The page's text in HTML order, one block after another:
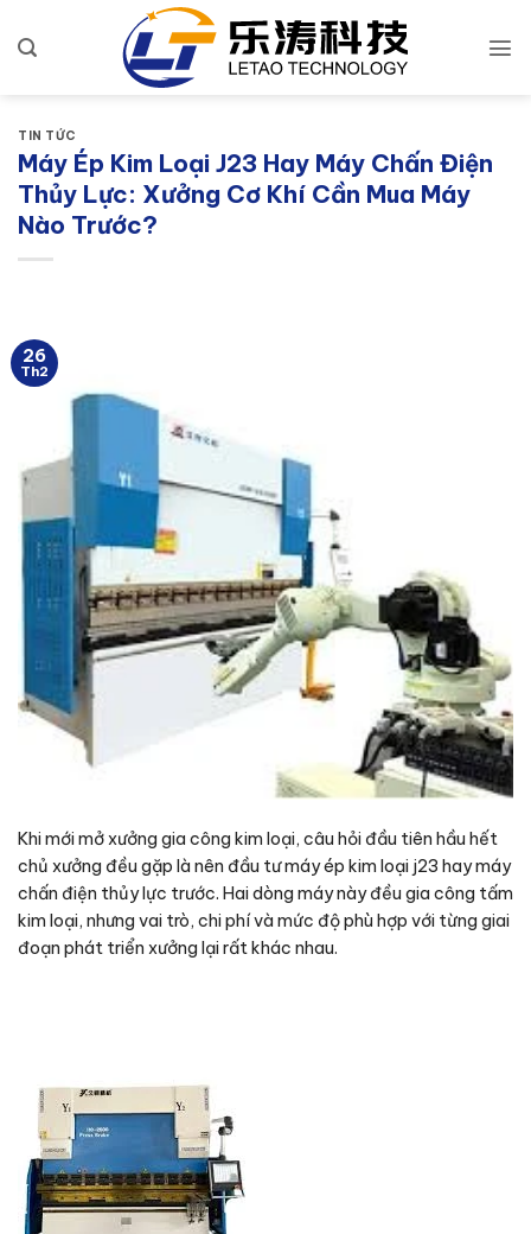
qua
TIN TỨC
Máy Ép Kim Loại J23 Hay Máy Chấn Điện
Thủy Lực: Xưởng Cơ Khí Cần Mua Máy
Nào Trước?
26
Th2
Khi mới mở xưởng gia công kim loại, câu hỏi đầu tiên hầu hết
chủ xưởng đều gặp là nên đầu tưmáy ép kim loại j23 haymáy
chấn điện thủy lực trước. Hai dòng máy này đều gia công tấm
kim loại, nhưng vai trò, chi phí và mức độ phù hợp với từng giai
đoạn phát triển xưởng lại rất khác nhau.